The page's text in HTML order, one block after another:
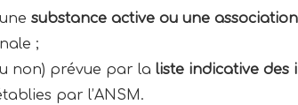
substance active ou une association
;
non) prévue par la liste indicative des
par l’ANSM.